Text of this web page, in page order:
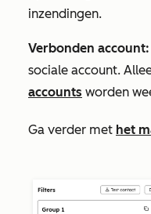
inzendingen.
Verbonden account:
sociale account.
accounts worden
Ga verder met het